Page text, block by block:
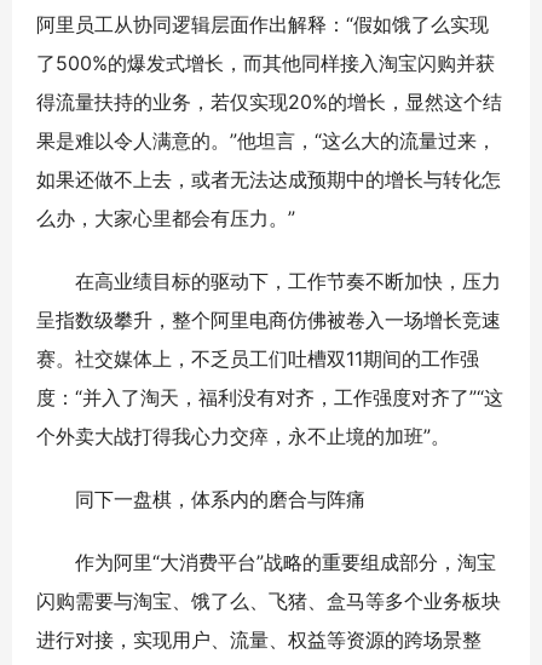
阿里员工从协同逻辑层面作出解释：“假如饿了么实现
了500%的爆发式增长，而其他同样接入淘宝闪购并获
得流量扶持的业务，若仅实现20%的增长，显然这个结
果是难以令人满意的。”他坦言，“这么大的流量过来，
如果还做不上去，或者无法达成预期中的增长与转化怎
么办，大家心里都会有压力。”
在高业绩目标的驱动下，工作节奏不断加快，压力
呈指数级攀升，整个阿里电商仿佛被卷入一场增长竞速
赛。社交媒体上，不乏员工们吐槽双11期间的工作强
度：“并入了淘天，福利没有对齐，工作强度对齐了”“这
个外卖大战打得我心力交瘁，永不止境的加班”。
同下一盘棋，体系内的磨合与阵痛
作为阿里“大消费平台”战略的重要组成部分，淘宝
闪购需要与淘宝、饿了么、飞猪、盒马等多个业务板块
进行对接，实现用户、流量、权益等资源的跨场景整